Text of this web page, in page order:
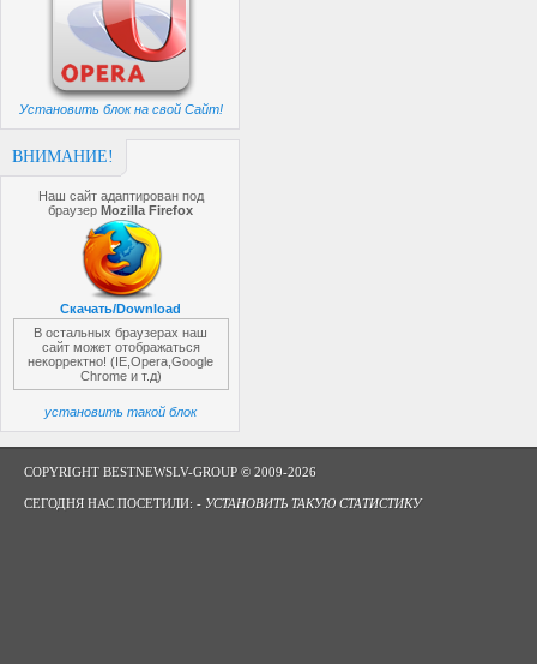
Установить блок на свой Сайт!
ВНИМАНИЕ!
Наш сайт адаптирован под
браузерMozilla Firefox
Скачать/Download
В остальных браузерах наш
сайт может отображаться
некорректно! (IE,Opera,Google
Chrome и т.д)
установить такой блок
COPYRIGHT BESTNEWSLV-GROUP © 2009-2026
СЕГОДНЯ НАС ПОСЕТИЛИ: - УСТАНОВИТЬ ТАКУЮ СТАТИСТИКУ